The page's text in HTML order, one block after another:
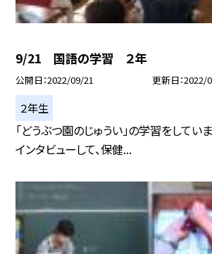
9/21 国語の学習 ２年
公開日 2022/09/21 更新日 2022/
２年生
「どうぶつ園のじゅうい」の学習をしてい
インタビューして、保健...